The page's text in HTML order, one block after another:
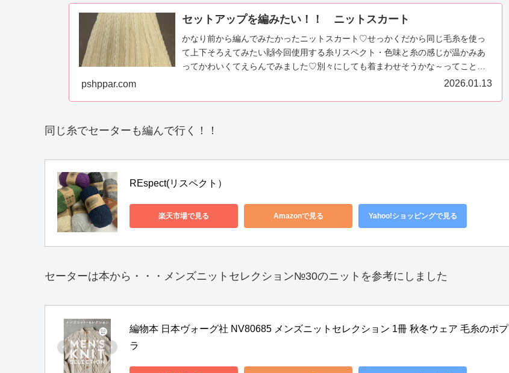
セットアップを編みたい！！ ニットスカート
かなり前から編んでみたかったニットスカート♡せっかくだから同じ毛糸を使っ
て上下そろえてみたい🙌今回使用する糸リスペクト・色味と糸の感じが温かみあ
ってかわいくてえらんでみました♡別々にしても着まわせそうかな～ってことで
pshppar.com 2026.01.13
同じ糸でセーターも編んで行く！！
REspect(リスペクト）
楽天市場で見る Amazonで見る Yahoo!ショッピングで見る
セーターは本から・・・メンズニットセレクション№30のニットを参考にしました
編物本 日本ヴォーグ社 NV80685 メンズニットセレクション 1冊 秋冬ウェア 毛糸のポプ
ラ